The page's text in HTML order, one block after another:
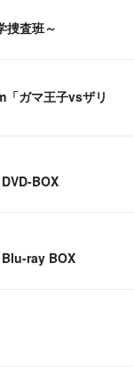
捜査班～
ガマ王子vsザリ
BOX
Blu-ray BOX